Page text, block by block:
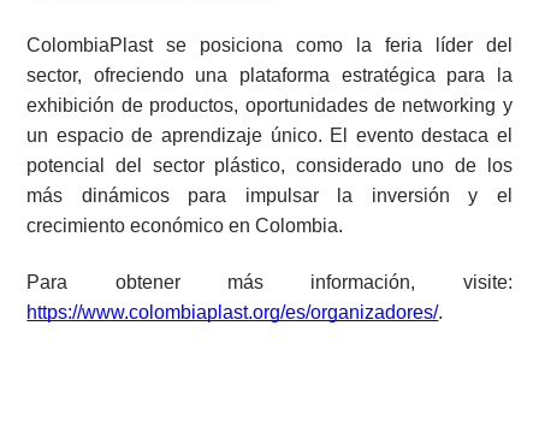
ColombiaPlast se posiciona como la feria líder del
sector, ofreciendo una plataforma estratégica para la
exhibición de productos, oportunidades de networking y
un espacio de aprendizaje único. El evento destaca el
potencial del sector plástico, considerado uno de los
más dinámicos para impulsar la inversión y el
crecimiento económico en Colombia.
Para obtener más información, visite:
https://www.colombiaplast.org/es/organizadores/.